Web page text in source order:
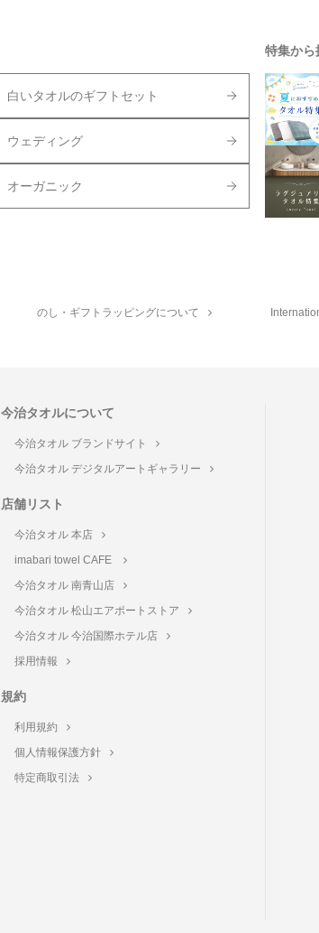
白いタオルのギフトセット
ウェディング
オーガニック
特集から
のし・ギフトラッピングについて
今治タオルについて
今治タオル ブランドサイト
今治タオル デジタルアートギャラリー
店舗リスト
今治タオル 本店
imabari towel CAFE
今治タオル 南青山店
今治タオル 松山エアポートストア
今治タオル 今治国際ホテル店
採用情報
規約
利用規約
個人情報保護方針
特定商取引法